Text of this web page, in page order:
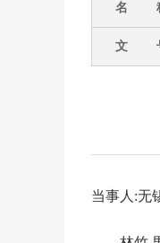
名
文
当事人:无